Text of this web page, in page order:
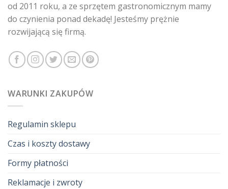
od 2011 roku, a ze sprzętem gastronomicznym mamy
do czynienia ponad dekadę! Jesteśmy prężnie
rozwijającą się firmą.
WARUNKI ZAKUPÓW
Regulamin sklepu
Czas i koszty dostawy
Formy płatności
Reklamacje i zwroty